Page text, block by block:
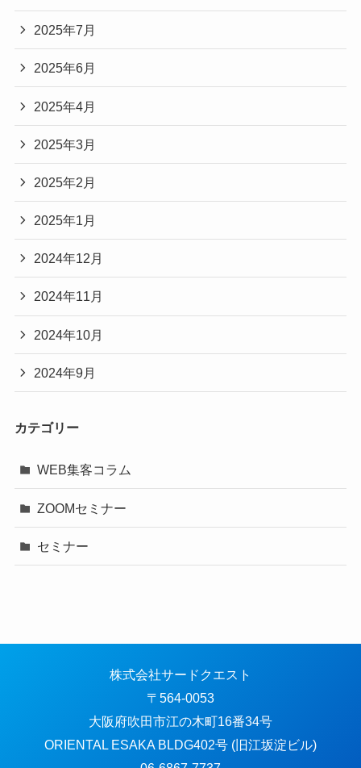
2025年7月
2025年6月
2025年4月
2025年3月
2025年2月
2025年1月
2024年12月
2024年11月
2024年10月
2024年9月
カテゴリー
WEB集客コラム
ZOOMセミナー
セミナー
株式会社サードクエスト
〒564-0053
大阪府吹田市江の木町16番34号
ORIENTAL ESAKA BLDG402号 (旧江坂淀ビル)